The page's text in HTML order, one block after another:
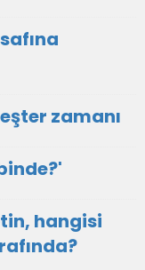
zamanı
hangisi